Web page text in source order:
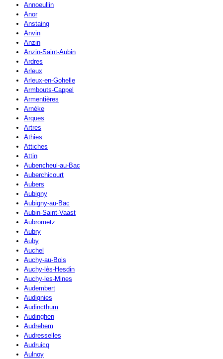
Annoeullin
Anor
Anstaing
Anvin
Anzin
Anzin-Saint-Aubin
Ardres
Arleux
Arleux-en-Gohelle
Armbouts-Cappel
Armentières
Arnèke
Arques
Artres
Athies
Attiches
Attin
Aubencheul-au-Bac
Auberchicourt
Aubers
Aubigny
Aubigny-au-Bac
Aubin-Saint-Vaast
Aubrometz
Aubry
Auby
Auchel
Auchy-au-Bois
Auchy-lès-Hesdin
Auchy-les-Mines
Audembert
Audignies
Audincthum
Audinghen
Audrehem
Audresselles
Audruicq
Aulnoy